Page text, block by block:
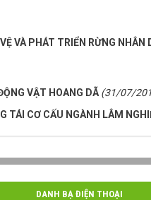
VÀ PHÁT TRIỂN RỪNG
VẬT HOANG DÃ (31/07/
TÁI CƠ CẤU NGÀNH LÂM
DANH BẠ ĐIỆN THOẠI